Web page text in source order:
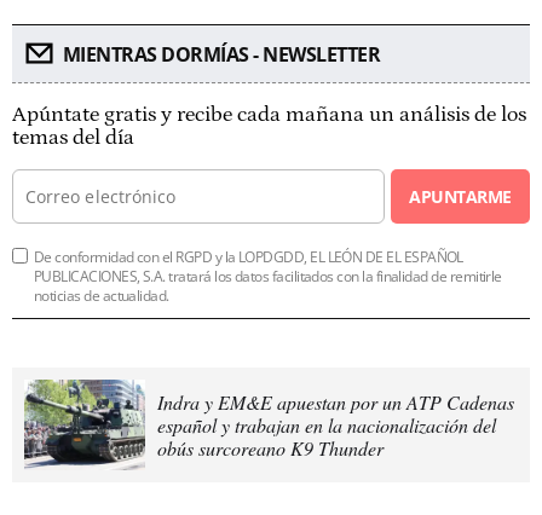
MIENTRAS DORMÍAS - NEWSLETTER
Apúntate gratis y recibe cada mañana un análisis de los
temas del día
APUNTARME
De conformidad con el RGPD y la LOPDGDD, EL LEÓN DE EL ESPAÑOL
PUBLICACIONES, S.A. tratará los datos facilitados con la finalidad de remitirle
noticias de actualidad.
Indra y EM&E apuestan por un ATP Cadenas
español y trabajan en la nacionalización del
obús surcoreano K9 Thunder